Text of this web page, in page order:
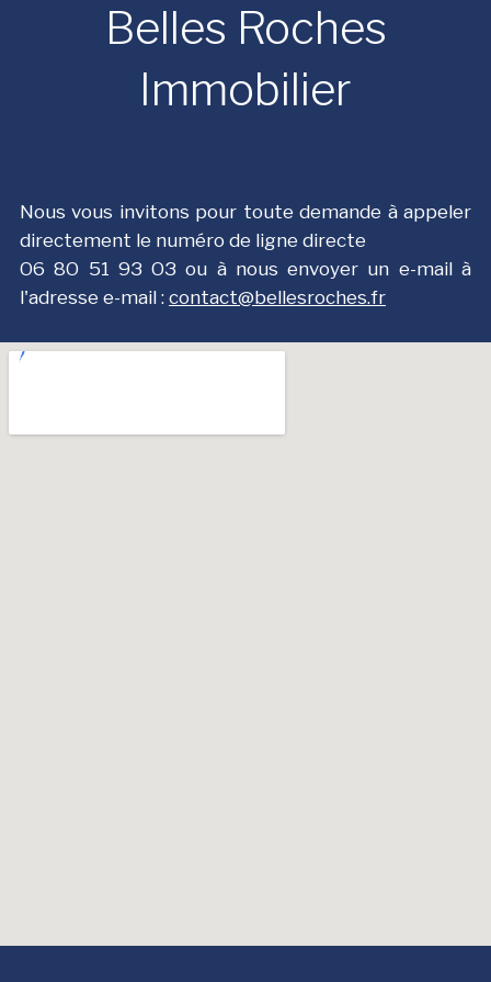
Belles Roches
Immobilier
Nous vous invitons pour toute demande à appeler
directement le numéro de ligne directe
О6 8О 51 9З ОЗ ou à nous envoyer un e-mail à
l'adresse e-mail : contact@bellesroches.fr